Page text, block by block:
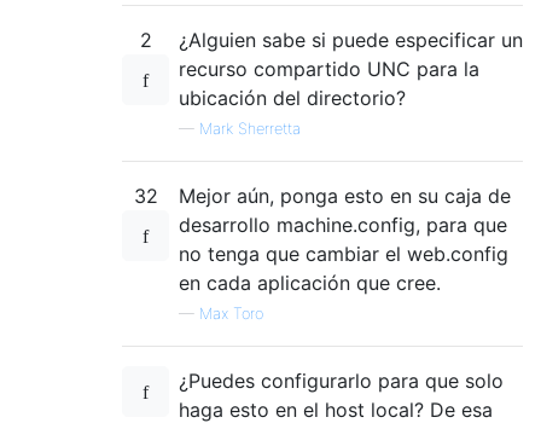
2
¿Alguien sabe si puede especificar un
recurso compartido UNC para la
ubicación del directorio?
— Mark Sherretta
32
Mejor aún, ponga esto en su caja de
desarrollo machine.config, para que
no tenga que cambiar el web.config
en cada aplicación que cree.
— Max Toro
¿Puedes configurarlo para que solo
haga esto en el host local? De esa